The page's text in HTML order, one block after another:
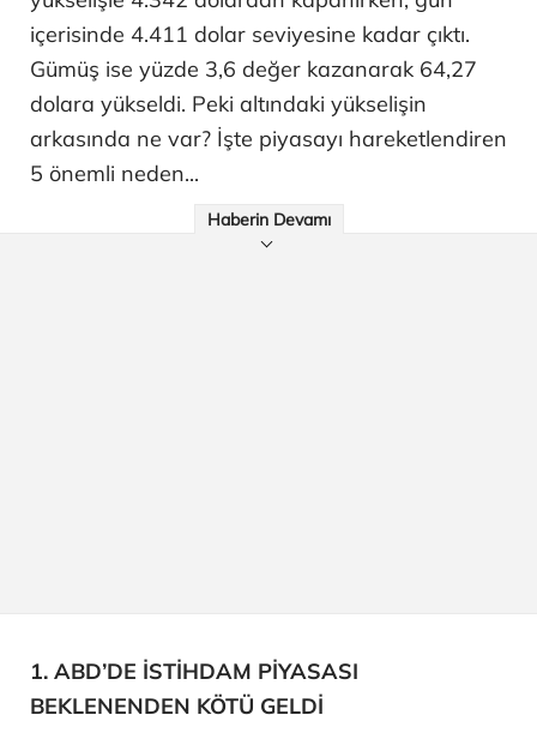
içerisinde 4.411 dolar seviyesine kadar çıktı.
Gümüş ise yüzde 3,6 değer kazanarak 64,27
dolara yükseldi. Peki altındaki yükselişin
arkasında ne var? İşte piyasayı hareketlendiren
5 önemli neden...
Haberin Devamı
1. ABD’DE İSTİHDAM PİYASASI
BEKLENENDEN KÖTÜ GELDİ